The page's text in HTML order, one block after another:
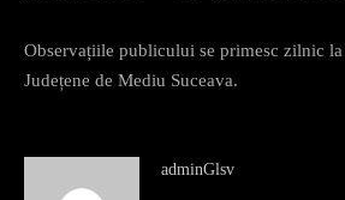
Observațiile publicului se primesc zilnic
Județene de Mediu Suceava.
adminGlsv